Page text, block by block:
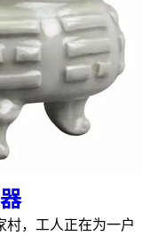
村，工人正在为一户